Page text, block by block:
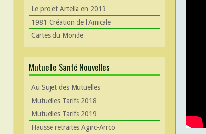
Le projet Artelia en 2019
1981 Création de l'Amicale
Cartes du Monde
Mutuelle Santé Nouvelles
Au Sujet des Mutuelles
Mutuelles Tarifs 2018
Mutuelles Tarifs 2019
Hausse retraites Agirc-Arrco